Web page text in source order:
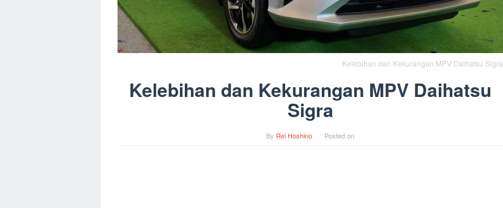
Kelebihan dan Kekurangan MPV Daihatsu Sigra
Kelebihan dan Kekurangan MPV Daihatsu
Sigra
By Rei Hoshino Posted on